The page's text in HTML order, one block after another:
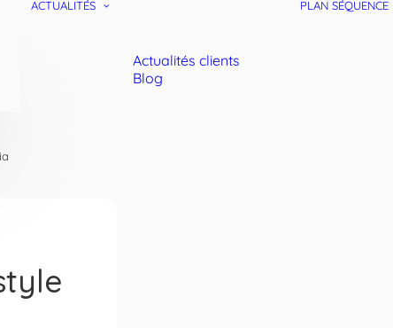
ACTUALITÉS
Actualités clients
Blog
PLAN SÉQUENCE